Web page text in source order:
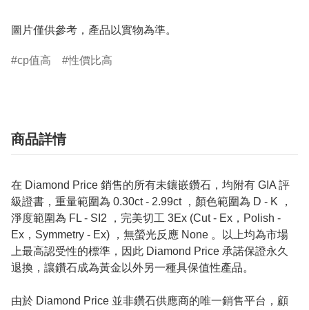
圖片僅供參考，產品以實物為準。
cp值高 性價比高
商品詳情
在 Diamond Price 銷售的所有未鑲嵌鑽石，均附有 GIA 評
級證書，重量範圍為 0.30ct - 2.99ct ，顏色範圍為 D - K ，
淨度範圍為 FL - SI2 ，完美切工 3Ex (Cut - Ex，Polish -
Ex，Symmetry - Ex) ，無螢光反應 None 。以上均為市場
上最高認受性的標準，因此 Diamond Price 承諾保證永久
退換，讓鑽石成為黃金以外另一種具保值性產品。
由於 Diamond Price 並非鑽石供應商的唯一銷售平台，顧